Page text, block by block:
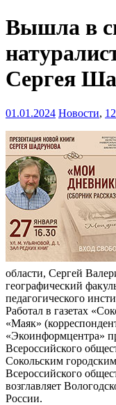
Вышла в
Сергея
01.01.2024 Новости,
области, Сергей
географический
педагогического
Работал в газетах
«Маяк»
«Экоинформцентра»
Всероссийского
Сокольским
Всероссийского
возглавляет
России.